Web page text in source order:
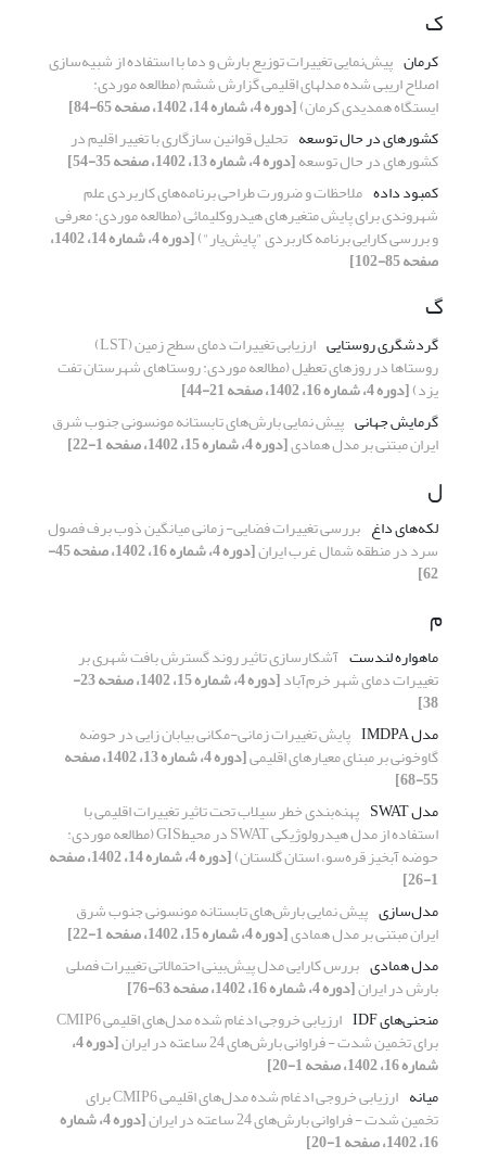
ک
کرمان پیش‌نمایی تغییرات توزیع بارش و دما با استفاده از شبیه‌سازی
اصلاح اریبی شده مدل‎های اقلیمی گزارش ششم (مطالعه موردی:
ایستگاه همدیدی کرمان)[دوره 4، شماره 14، 1402، صفحه 65-84]
کشورهای در حال توسعه تحلیل قوانین سازگاری با تغییر اقلیم در
کشورهای در حال توسعه[دوره 4، شماره 13، 1402، صفحه 35-54]
کمبود داده ملاحظات و ضرورت طراحی برنامه‌های کاربردی علم
شهروندی برای پایش متغیرهای هیدروکلیمائی (مطالعه موردی: معرفی
و بررسی کارایی برنامه کاربردی "پایش‌یار") [دوره 4، شماره 14، 1402،
صفحه 85-102]
گ
گردشگری روستایی ارزیابی تغییرات دمای سطح زمین (LST)
روستاها در روزهای تعطیل (مطالعه موردی: روستاهای شهرستان تفت
یزد)[دوره 4، شماره 16، 1402، صفحه 21-44]
گرمایش جهانی پیش نمایی بارش‌های تابستانه مونسونی جنوب شرق
ایران مبتنی بر مدل همادی[دوره 4، شماره 15، 1402، صفحه 1-22]
ل
لکه‌های داغ بررسی تغییرات فضایی- زمانی میانگین ذوب برف فصول
سرد در منطقه شمال غرب ایران [دوره 4، شماره 16، 1402، صفحه 45-
62]
م
ماهواره لندست آشکارسازی تاثیر روند گسترش بافت شهری بر
تغییرات دمای شهر خرم‌آباد [دوره 4، شماره 15، 1402، صفحه 23-
38]
مدل IMDPA
پایش تغییرات زمانی-مکانی بیابان زایی در حوضه
گاوخونی بر مبنای معیار‌های اقلیمی [دوره 4، شماره 13، 1402، صفحه
55-68]
مدل SWAT
پهنه‌بندی خطر سیلاب تحت تاثیر تغییرات اقلیمی با
استفاده از مدل هیدرولوژیکی SWAT در محیطGIS (مطالعه موردی:
حوضه آبخیز قره‌سو، استان گلستان) [دوره 4، شماره 14، 1402، صفحه
1-26]
مدل‌سازی پیش نمایی بارش‌های تابستانه مونسونی جنوب شرق
ایران مبتنی بر مدل همادی[دوره 4، شماره 15، 1402، صفحه 1-22]
مدل همادی بررس کارایی مدل پیش‌بینی احتمالاتی تغییرات فصلی
بارش در ایران[دوره 4، شماره 16، 1402، صفحه 63-76]
منحنی‌های IDF
ارزیابی خروجی ادغام شده مدل‌های اقلیمی CMIP6
برای تخمین شدت - فراوانی بارش‌های 24 ساعته در ایران [دوره 4،
شماره 16، 1402، صفحه 1-20]
میانه
ارزیابی خروجی ادغام شده مدل‌های اقلیمی CMIP6 برای
تخمین شدت - فراوانی بارش‌های 24 ساعته در ایران [دوره 4، شماره
16، 1402، صفحه 1-20]